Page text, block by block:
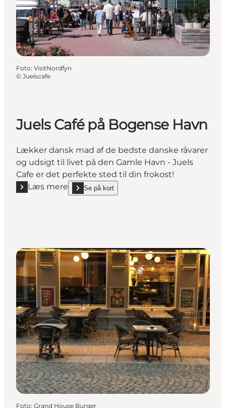
Foto: VisitNordfyn
© Juelscafe
Juels Café på Bogense Havn
Lækker dansk mad af de bedste danske råvarer
og udsigt til livet på den Gamle Havn - Juels
Cafe er det perfekte sted til din frokost!
Læs mere
Læs mere "Juels Café på Bogense Havn"
Se på kort
show Juels Café på Bogense Havn on_map
Foto: Grand House Burger